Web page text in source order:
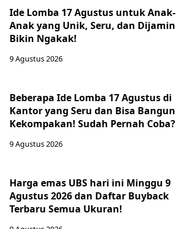
Ide Lomba 17 Agustus untuk Anak-
Anak yang Unik, Seru, dan Dijamin
Bikin Ngakak!
9 Agustus 2026
Beberapa Ide Lomba 17 Agustus di
Kantor yang Seru dan Bisa Bangun
Kekompakan! Sudah Pernah Coba?
9 Agustus 2026
Harga emas UBS hari ini Minggu 9
Agustus 2026 dan Daftar Buyback
Terbaru Semua Ukuran!